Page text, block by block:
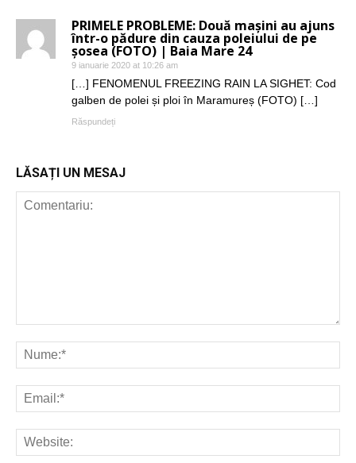
PRIMELE PROBLEME: Două mașini au ajuns
într-o pădure din cauza poleiului de pe
șosea (FOTO) | Baia Mare 24
9 ianuarie 2020 at 10:26 am
[…] FENOMENUL FREEZING RAIN LA SIGHET: Cod
galben de polei și ploi în Maramureș (FOTO) […]
Răspundeți
LĂSAȚI UN MESAJ